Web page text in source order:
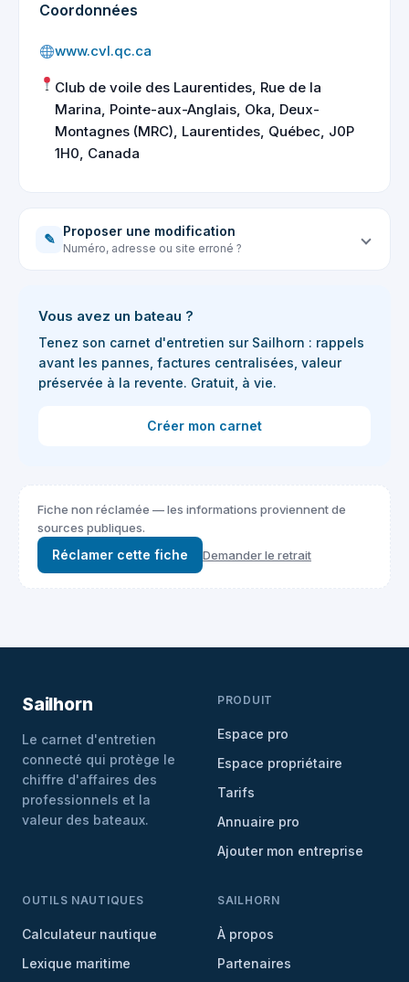
Coordonnées
www.cvl.qc.ca
Club de voile des Laurentides, Rue de la
Marina, Pointe-aux-Anglais, Oka, Deux-
Montagnes (MRC), Laurentides, Québec, J0P
1H0, Canada
✎ Proposer une modification
Numéro, adresse ou site erroné ?
Vous avez un bateau ?
Tenez son carnet d'entretien sur Sailhorn : rappels
avant les pannes, factures centralisées, valeur
préservée à la revente. Gratuit, à vie.
Créer mon carnet
Fiche non réclamée — les informations proviennent de
sources publiques.
Réclamer cette fiche Demander le retrait
Sailhorn
Le carnet d'entretien
connecté qui protège le
chiffre d'affaires des
professionnels et la
valeur des bateaux.
PRODUIT
Espace pro
Espace propriétaire
Tarifs
Annuaire pro
Ajouter mon entreprise
OUTILS NAUTIQUES
Calculateur nautique
Lexique maritime
SAILHORN
À propos
Partenaires